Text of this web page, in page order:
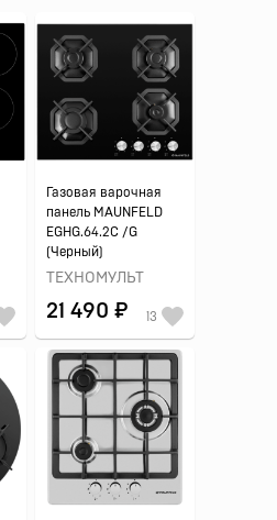
Газовая варочная
панель MAUNFELD
EGHG.64.2C /G
(Черный)
ТЕХНОМУЛЬТ
21 490 ₽ 13